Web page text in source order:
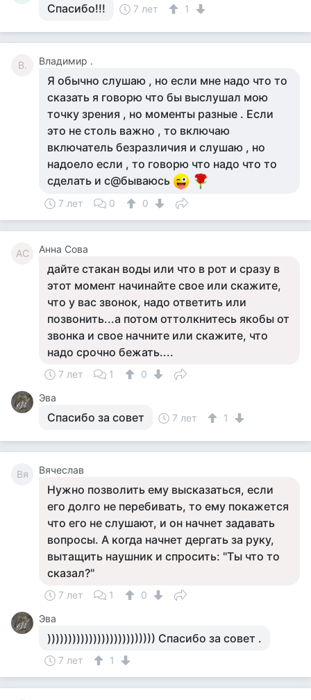
Спасибо!!! 7 лет 1
В. Владимир .
Я обычно слушаю , но если мне надо что то
сказать я говорю что бы выслушал мою
точку зрения , но моменты разные . Если
это не столь важно , то включаю
включатель безразличия и слушаю , но
надоело если , то говорю что надо что то
сделать и с@бываюсь
7 лет 0 0
АС Анна Сова
дайте стакан воды или что в рот и сразу в
этот момент начинайте свое или скажите,
что у вас звонок, надо ответить или
позвонить...а потом оттолкнитесь якобы от
звонка и свое начните или скажите, что
надо срочно бежать....
7 лет 1
0
Эва
Спасибо за совет 7 лет 1
Вя Вячеслав
Нужно позволить ему высказаться, если
его долго не перебивать, то ему покажется
что его не слушают, и он начнет задавать
вопросы. А когда начнет дергать за руку,
вытащить наушник и спросить: "Ты что то
сказал?"
7 лет 1
0
Эва
)))))))))))))))))))))))))) Спасибо за совет .
7 лет 1